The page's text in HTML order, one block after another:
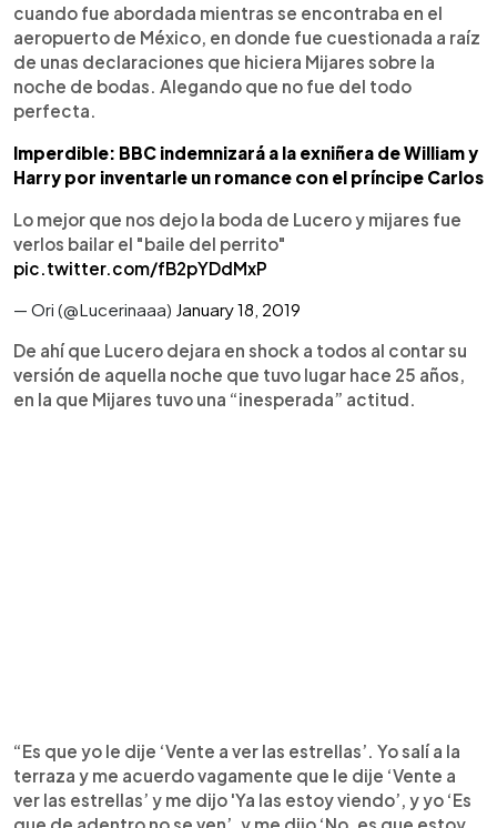
cuando fue abordada mientras se encontraba en el
aeropuerto de México, en donde fue cuestionada a raíz
de unas declaraciones que hiciera Mijares sobre la
noche de bodas. Alegando que no fue del todo
perfecta.
Imperdible: BBC indemnizará a la exniñera de William y
Harry por inventarle un romance con el príncipe Carlos
Lo mejor que nos dejo la boda de Lucero y mijares fue
verlos bailar el "baile del perrito"
pic.twitter.com/fB2pYDdMxP
— Ori (@Lucerinaaa) January 18, 2019
De ahí que Lucero dejara en shock a todos al contar su
versión de aquella noche que tuvo lugar hace 25 años,
en la que Mijares tuvo una “inesperada” actitud.
“Es que yo le dije ‘Vente a ver las estrellas’. Yo salí a la
terraza y me acuerdo vagamente que le dije ‘Vente a
ver las estrellas’ y me dijo 'Ya las estoy viendo’, y yo ‘Es